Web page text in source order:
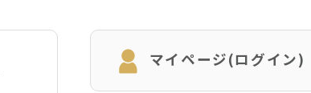
マイページ(ログイン)